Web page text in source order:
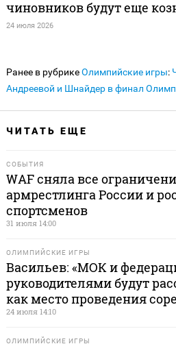
чиновников будут еще
24 июля 2026
Ранее в рубрикеОлимпийские игры:
Андреевой и Шнайдер в финал
ЧИТАТЬ ЕЩЕ
СОБЫТИЯ
WAF сняла все
армрестлинга России и
спортсменов
31 июля 14:00
ОЛИМПИЙСКИЕ ИГРЫ
Васильев: «МОК и
руководителями будут
как место проведения
24 июля 14:10
ОЛИМПИЙСКИЕ ИГРЫ